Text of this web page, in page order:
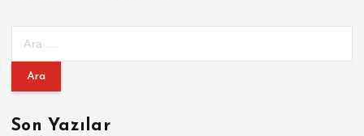
m
:Son Yazılar